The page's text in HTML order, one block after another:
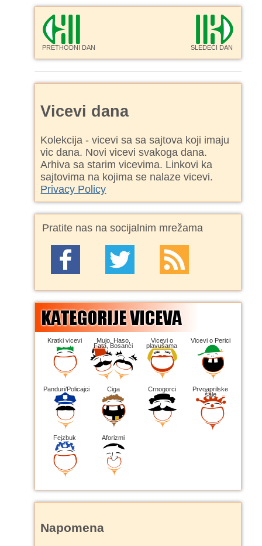
PRETHODNI DAN SLEDEĆI DAN
Vicevi dana
Kolekcija - vicevi sa sa sajtova koji imaju
vic dana. Novi vicevi svakoga dana.
Arhiva sa starim vicevima. Linkovi ka
sajtovima na kojima se nalaze vicevi.
Privacy Policy
Pratite nas na socijalnim mrežama
Kratki vicevi Mujo, Haso,
Fata, Bosanci
Vicevi o
plavušama
Vicevi o Perici
Panduri/Policajci Ciga Crnogorci Prvoaprilske
šale
Fejzbuk Aforizmi
Napomena